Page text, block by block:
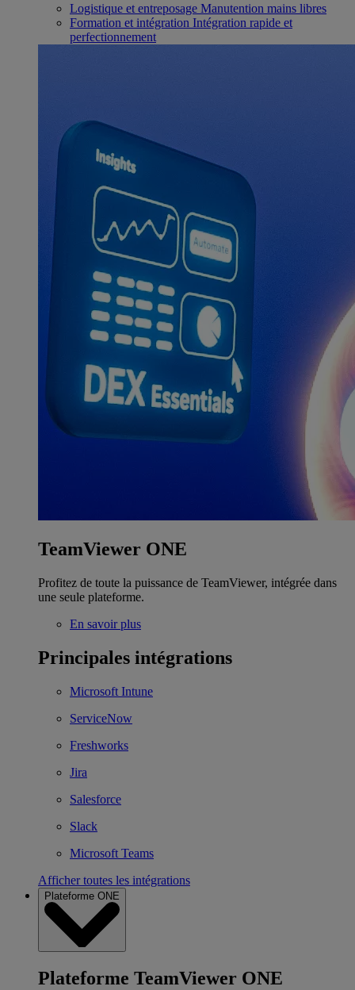
Logistique et entreposage Manutention mains libres
Formation et intégration Intégration rapide et
perfectionnement
TeamViewer ONE
Profitez de toute la puissance de TeamViewer, intégrée dans
une seule plateforme.
En savoir plus
Principales intégrations
Microsoft Intune
ServiceNow
Freshworks
Jira
Salesforce
Slack
Microsoft Teams
Afficher toutes les intégrations
Plateforme ONE
Plateforme TeamViewer ONE